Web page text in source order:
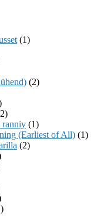
(1)
(2)
ranniy (1)
(Earliest of All) (1)
(2)